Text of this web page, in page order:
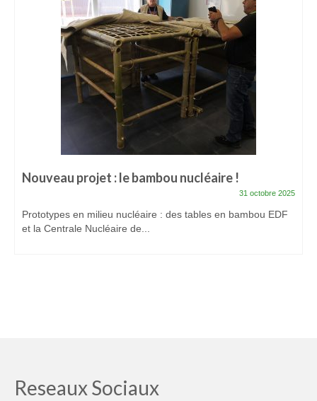
Nouveau projet : le bambou nucléaire !
31 octobre 2025
Prototypes en milieu nucléaire : des tables en bambou EDF
et la Centrale Nucléaire de...
Reseaux Sociaux